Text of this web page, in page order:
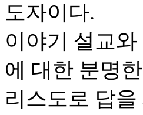
도자이다.
이야기 설교
에 대한 분명
리스도로 답